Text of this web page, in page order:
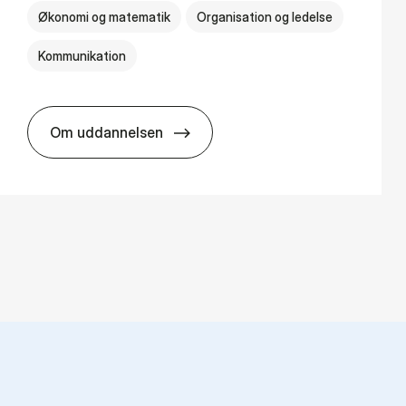
Økonomi og matematik Organisation og ledelse
Kommunikation
Om uddannelsen
HA(kom.) - erhvervs­økonomi og